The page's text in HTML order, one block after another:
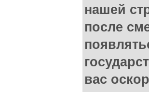
нашей
после
вас